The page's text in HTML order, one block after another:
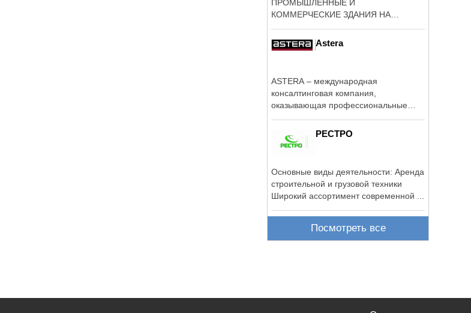
ПРОМЫШЛЕННЫЕ И
КОММЕРЧЕСКИЕ ЗДАНИЯ НА
КВ.М.
Astera
ASTERA – международная
консалтинговая компания,
оказывающая профессиональные
РЕСТРО
Основные виды деятельности: Аренда
строительной и грузовой техники
Широкий ассортимент современной ...
Посмотреть все